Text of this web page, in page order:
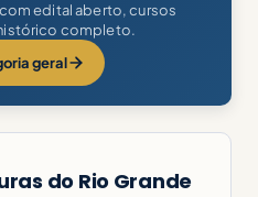
edital aberto, cursos
completo.
geral
do Rio Grande